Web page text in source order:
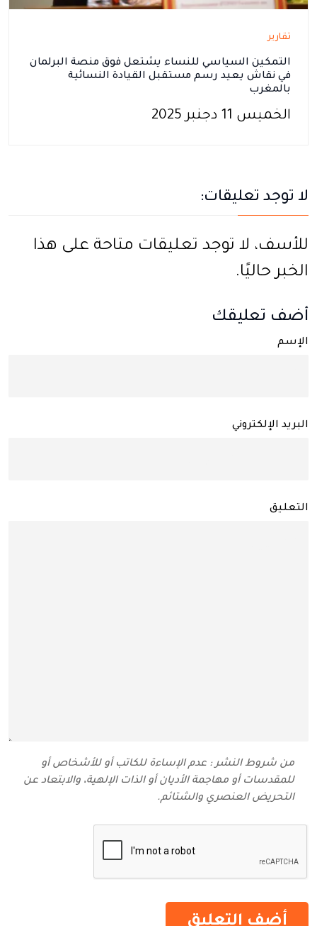
تقارير
التمكين السياسي للنساء يشتعل فوق منصة البرلمان
في نقاش يعيد رسم مستقبل القيادة النسائية
بالمغرب
الخميس 11 دجنبر 2025
لا توجد تعليقات:
للأسف، لا توجد تعليقات متاحة على هذا
الخبر حاليًا.
أضف تعليقك
الإسم
البريد الإلكتروني
التعليق
من شروط النشر : عدم الإساءة للكاتب أو للأشخاص أو
للمقدسات أو مهاجمة الأديان أو الذات الإلهية، والابتعاد عن
التحريض العنصري والشتائم‬.